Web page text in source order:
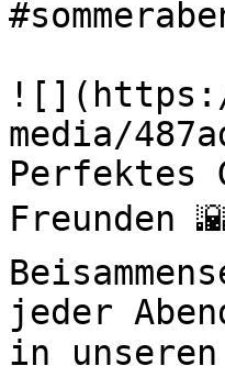
media/
Perfektes
Freunden
jeder
in